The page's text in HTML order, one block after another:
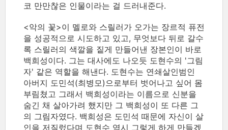
코 만만찮은 인물이라는 걸 드러내준다.
<악의 꽃>이 멜로와 스릴러가 오가는 장르적 퓨전
을 성공적으로 시도하고 있고, 무엇보다 뒤로 갈수
록 스릴러의 색깔을 짙게 만들어낸 장본인이 바로
백희성이다. 그는 대사에도 나오듯 도현수의 '그림
자' 같은 역할을 해낸다. 도현수는 연쇄살인범인
아버지 도민석(최병모)으로부터 벗어나고 싶어 몸
부림쳤고 그래서 백희성이라는 이름으로 신분을
숨긴 채 살아가려 했지만 그 백희성이 또 다른 그
의 그림자였다. 백희성은 도민석 때문에 자신이 살
인을 저질렀다며 도현수 역시 그렇게 하게 만들겠